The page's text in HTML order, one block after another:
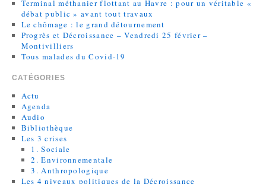
Terminal méthanier flottant au Havre : pour un véritable «
débat public » avant tout travaux
Le chômage : le grand détournement
Progrès et Décroissance – Vendredi 25 février –
Montivilliers
Tous malades du Covid-19
CATÉGORIES
Actu
Agenda
Audio
Bibliothèque
Les 3 crises
1. Sociale
2. Environnementale
3. Anthropologique
Les 4 niveaux politiques de la Décroissance